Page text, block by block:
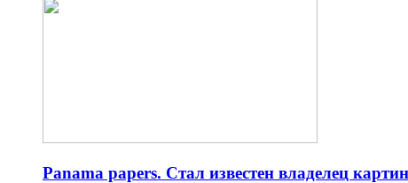
Panama papers. Стал известен владелец